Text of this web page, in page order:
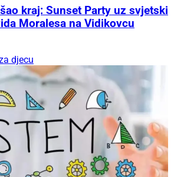
kraj: Sunset Party uz svjetski
Moralesa na Vidikovcu
djecu